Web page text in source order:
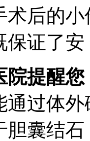
术后的
保证了
提醒您
通过体
胆囊结